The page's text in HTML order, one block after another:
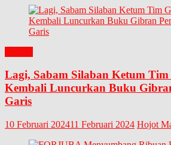
Lagi, Sabam Silaban Ketum
Kembali Luncurkan Buku
Garis
10 Februari 202411 Februari 2024 Hojot